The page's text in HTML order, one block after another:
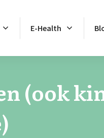
E-Health
(ook